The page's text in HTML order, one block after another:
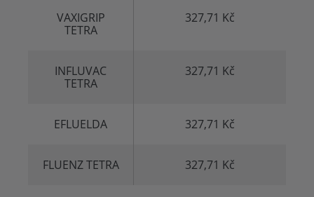
VAXIGRIP
TETRA
327,71 Kč
INFLUVAC
TETRA
327,71 Kč
EFLUELDA 327,71 Kč
FLUENZ TETRA 327,71 Kč